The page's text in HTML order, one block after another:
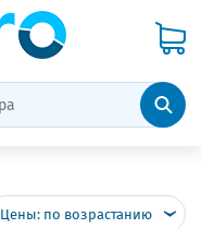
Цены: по возрастанию